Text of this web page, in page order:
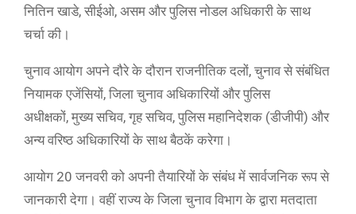
नितिन खाडे, सीईओ, असम और पुलिस नोडल अधिकारी के साथ
चर्चा की।
चुनाव आयोग अपने दौरे के दौरान राजनीतिक दलों, चुनाव से संबंधित
नियामक एजेंसियों, जिला चुनाव अधिकारियों और पुलिस
अधीक्षकों, मुख्य सचिव, गृह सचिव, पुलिस महानिदेशक (डीजीपी) और
अन्य वरिष्ठ अधिकारियों के साथ बैठकें करेगा।
आयोग 20 जनवरी को अपनी तैयारियों के संबंध में सार्वजनिक रूप से
जानकारी देगा। वहीं राज्य के जिला चुनाव विभाग के द्वारा मतदाता